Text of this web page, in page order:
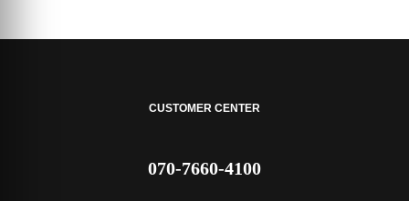
CUSTOMER CENTER
070-7660-4100